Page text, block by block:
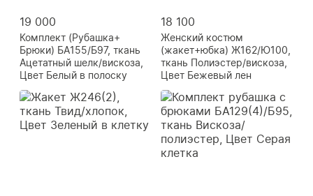
19 000
Комплект (Рубашка+
Брюки) БА155/Б97, ткань
Ацетатный шелк/вискоза,
Цвет Белый в полоску
18 100
Женский костюм
(жакет+юбка) Ж162/Ю100,
ткань Полиэстер/вискоза,
Цвет Бежевый лен